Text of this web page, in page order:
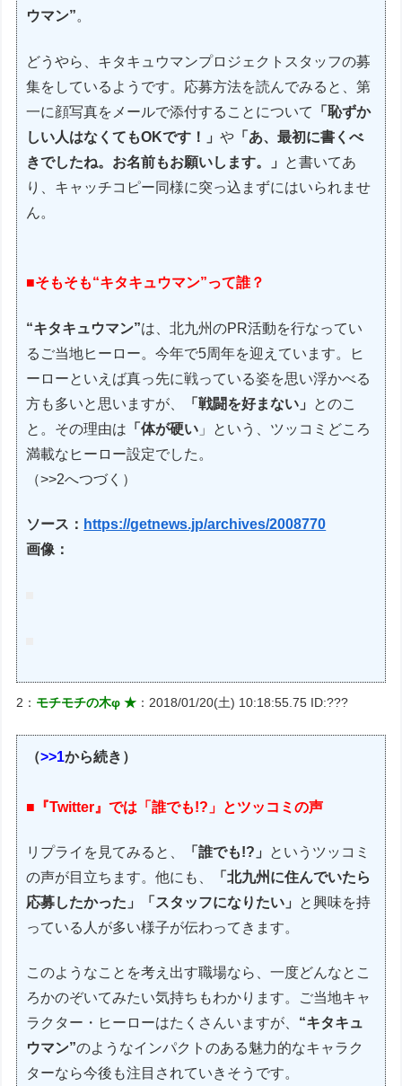
ウマン”。
どうやら、キタキュウマンプロジェクトスタッフの募
集をしているようです。応募方法を読んでみると、第
一に顔写真をメールで添付することについて
「恥ずか
しい人はなくてもOKです！」や 「あ、最初に書くべ
きでしたね。お名前もお願いします。」
と書いてあ
り、キャッチコピー同様に突っ込まずにはいられませ
ん。
■そもそも“キタキュウマン”って誰？
“キタキュウマン”は、北九州のPR活動を行なってい
るご当地ヒーロー。今年で5周年を迎えています。ヒ
ーローといえば真っ先に戦っている姿を思い浮かべる
方も多いと思いますが、
「戦闘を好まない」
とのこ
と。その理由は 「体が硬い 」という、ツッコミどころ
満載なヒーロー設定でした。
（>>2へつづく）
ソース： https://getnews.jp/archives/2008770
画像：
2： モチモチの木φ ★ ：2018/01/20(土) 10:18:55.75 ID:???
（>>1から続き）
■『Twitter』では「誰でも!?」とツッコミの声
リプライを見てみると、 「誰でも!?」
というツッコミ
の声が目立ちます。他にも、
「北九州に住んでいたら
応募したかった」「スタッフになりたい」
と興味を持
っている人が多い様子が伝わってきます。
このようなことを考え出す職場なら、一度どんなとこ
ろかのぞいてみたい気持ちもわかります。ご当地キャ
ラクター・ヒーローはたくさんいますが、 “キタキュ
ウマン”のようなインパクトのある魅力的なキャラク
ターなら今後も注目されていきそうです。